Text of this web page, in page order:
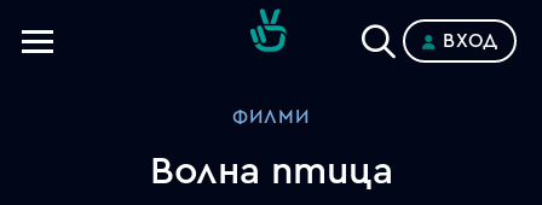
ВХОД
ФИЛМИ
Волна птица